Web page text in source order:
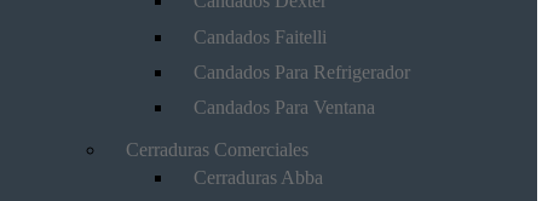
Candados Faitelli
Candados Para Refrigerador
Candados Para Ventana
Cerraduras Comerciales
Cerraduras Abba